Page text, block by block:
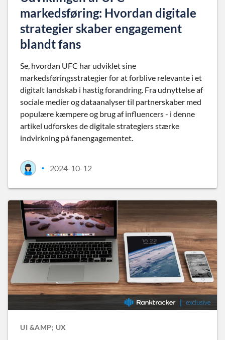
markedsføring: Hvordan digitale
strategier skaber engagement
blandt fans
Se, hvordan UFC har udviklet sine
markedsføringsstrategier for at forblive relevante i et
digitalt landskab i hastig forandring. Fra udnyttelse af
sociale medier og dataanalyser til partnerskaber med
populære kæmpere og brug af influencers - i denne
artikel udforskes de digitale strategiers stærke
indvirkning på fanengagementet.
• 2024-10-12
UI &AMP; UX